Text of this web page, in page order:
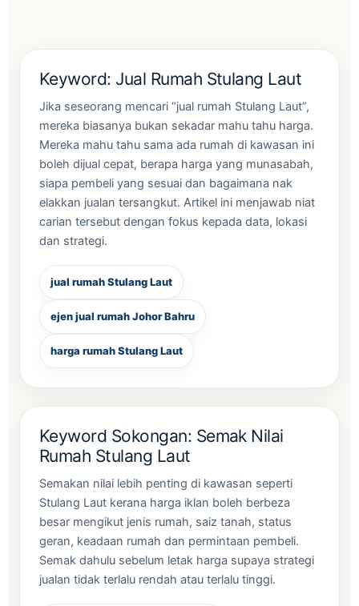
Keyword: Jual Rumah Stulang Laut
Jika seseorang mencari “jual rumah Stulang Laut”,
mereka biasanya bukan sekadar mahu tahu harga.
Mereka mahu tahu sama ada rumah di kawasan ini
boleh dijual cepat, berapa harga yang munasabah,
siapa pembeli yang sesuai dan bagaimana nak
elakkan jualan tersangkut. Artikel ini menjawab niat
carian tersebut dengan fokus kepada data, lokasi
dan strategi.
jual rumah Stulang Laut
ejen jual rumah Johor Bahru
harga rumah Stulang Laut
Keyword Sokongan: Semak Nilai
Rumah Stulang Laut
Semakan nilai lebih penting di kawasan seperti
Stulang Laut kerana harga iklan boleh berbeza
besar mengikut jenis rumah, saiz tanah, status
geran, keadaan rumah dan permintaan pembeli.
Semak dahulu sebelum letak harga supaya strategi
jualan tidak terlalu rendah atau terlalu tinggi.